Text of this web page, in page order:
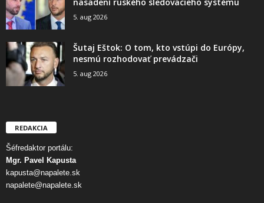
5. aug 2026
Šutaj Eštok: O tom, kto vstúpi do Európy,
nesmú rozhodovať prevádzači
5. aug 2026
REDAKCIA
Šéfredaktor portálu:
Mgr. Pavel Kapusta
kapusta@napalete.sk
napalete@napalete.sk